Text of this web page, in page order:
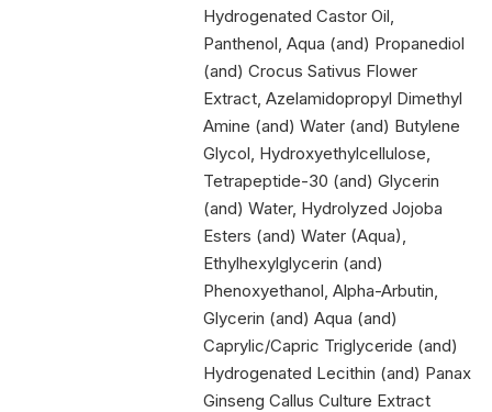
Hydrogenated Castor Oil,
Panthenol, Aqua (and) Propanediol
(and) Crocus Sativus Flower
Extract, Azelamidopropyl Dimethyl
Amine (and) Water (and) Butylene
Glycol, Hydroxyethylcellulose,
Tetrapeptide-30 (and) Glycerin
(and) Water, Hydrolyzed Jojoba
Esters (and) Water (Aqua),
Ethylhexylglycerin (and)
Phenoxyethanol, Alpha-Arbutin,
Glycerin (and) Aqua (and)
Caprylic/Capric Triglyceride (and)
Hydrogenated Lecithin (and) Panax
Ginseng Callus Culture Extract